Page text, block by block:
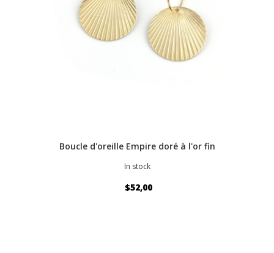
Boucle d'oreille Empire doré à l'or fin
In stock
$52,00